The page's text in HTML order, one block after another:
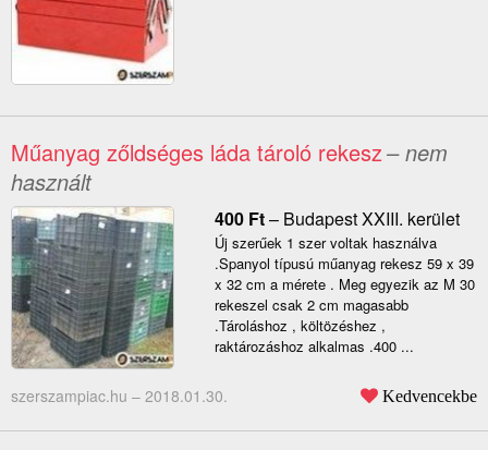
Műanyag zőldséges láda tároló rekesz– nem
használt
400 Ft– Budapest XXIII. kerület
Új szerűek 1 szer voltak használva
.Spanyol típusú műanyag rekesz 59 x 39
x 32 cm a mérete . Meg egyezik az M 30
rekeszel csak 2 cm magasabb
.Tároláshoz , költözéshez ,
raktározáshoz alkalmas .400 ...
szerszampiac.hu – 2018.01.30. Kedvencekbe